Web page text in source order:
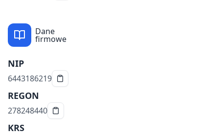
Dane
firmowe
NIP
6443186219
REGON
278248440
KRS